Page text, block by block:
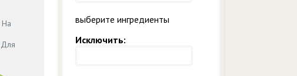
На
Для
выберите ингредиенты
Исключить: